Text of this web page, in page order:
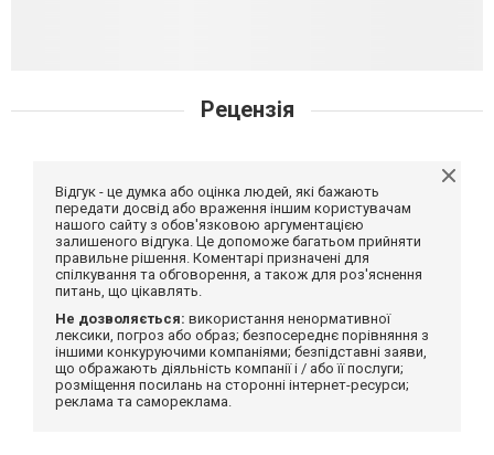
Рецензія
Відгук - це думка або оцінка людей, які бажають
передати досвід або враження іншим користувачам
нашого сайту з обов'язковою аргументацією
залишеного відгука. Це допоможе багатьом прийняти
правильне рішення. Коментарі призначені для
спілкування та обговорення, а також для роз'яснення
питань, що цікавлять.
Не дозволяється: використання ненормативної
лексики, погроз або образ; безпосереднє порівняння з
іншими конкуруючими компаніями; безпідставні заяви,
що ображають діяльність компанії і / або її послуги;
розміщення посилань на сторонні інтернет-ресурси;
реклама та самореклама.